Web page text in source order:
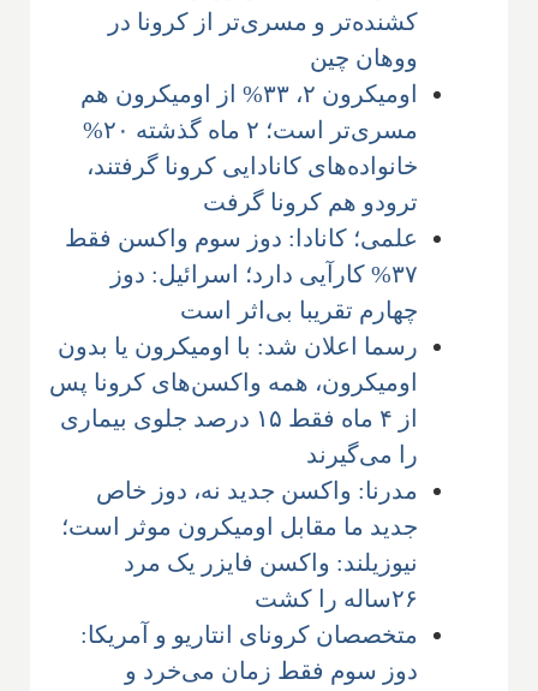
کشنده‌تر و مسری‌تر از کرونا در
ووهان چین
اومیکرون ۲، ۳۳% از اومیکرون هم
مسری‌تر است؛ ۲ ماه گذشته ۲۰%
خانواده‌های کانادایی کرونا گرفتند،
ترودو هم کرونا گرفت
علمی؛ کانادا: دوز سوم واکسن فقط
۳۷% کارآیی دارد؛ اسرائیل: دوز
چهارم تقریبا بی‌اثر است
رسما اعلان شد: با اومیکرون یا بدون
اومیکرون، همه واکسن‌های کرونا پس
از ۴ ماه فقط ۱۵ درصد جلوی بیماری
را می‌گیرند
مدرنا: واکسن جدید نه، دوز خاص
جدید ما مقابل اومیکرون موثر است؛
نیوزیلند: واکسن فایزر یک مرد
۲۶ساله را کشت
متخصصان کرونای انتاریو و آمریکا:
دوز سوم فقط زمان می‌خرد و